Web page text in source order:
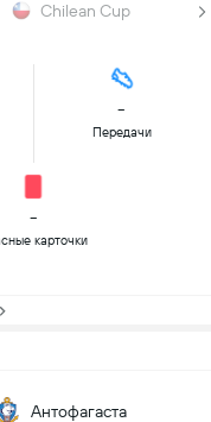
Chilean Cup
-
Передачи
-
карточки
Антофагаста